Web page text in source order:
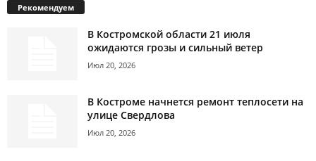
Рекомендуем
В Костромской области 21 июля
ожидаются грозы и сильный ветер
Июл 20, 2026
В Костроме начнется ремонт теплосети на
улице Свердлова
Июл 20, 2026